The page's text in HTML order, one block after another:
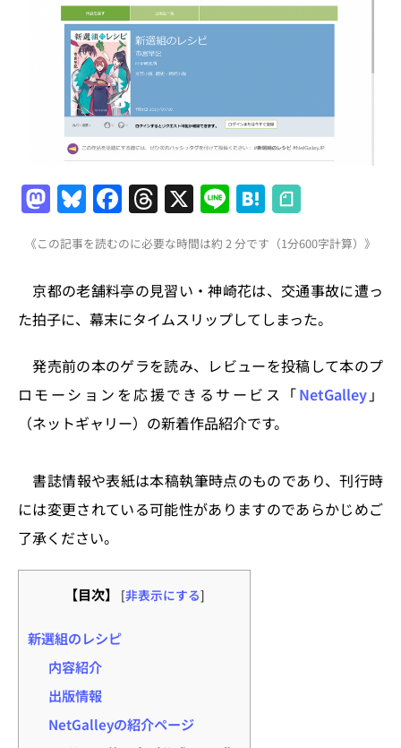
M
a
st
o
d
n
Bl
u
e
s
k
F
a
c
e
b
o
k
T
h
re
a
d
X Li
n
e
H
at
e
n
a
《この記事を読むのに必要な時間は約 2 分です（1分600字計算）》
京都の老舗料亭の見習い・神崎花は、交通事故に遭っ
た拍子に、幕末にタイムスリップしてしまった。
発売前の本のゲラを読み、レビューを投稿して本のプ
ロモーションを応援できるサービス「NetGalley」
（ネットギャリー）の新着作品紹介です。
書誌情報や表紙は本稿執筆時点のものであり、刊行時
には変更されている可能性がありますのであらかじめご
了承ください。
【目次】 [非表示にする]
新選組のレシピ
内容紹介
出版情報
NetGalleyの紹介ページ